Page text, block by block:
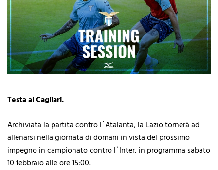
Testa al Cagliari.
Archiviata la partita contro l`Atalanta, la Lazio tornerà ad
allenarsi nella giornata di domani in vista del prossimo
impegno in campionato contro l`Inter, in programma sabato
10 febbraio alle ore 15:00.